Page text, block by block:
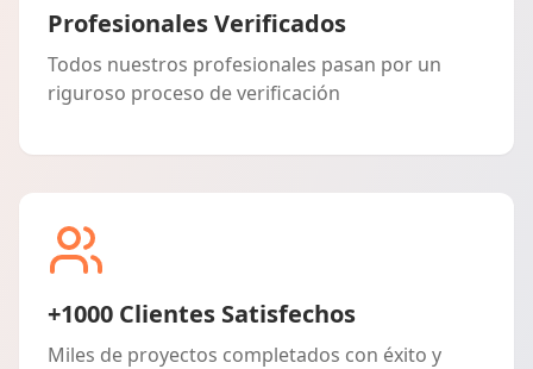
Profesionales Verificados
Todos nuestros profesionales pasan por un
riguroso proceso de verificación
+1000 Clientes Satisfechos
Miles de proyectos completados con éxito y